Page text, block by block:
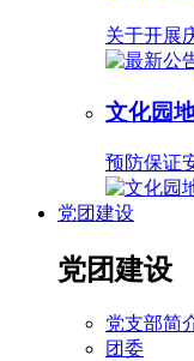
关于开展
文化园
预防保证
党团建设
党团建设
党支部简
团委